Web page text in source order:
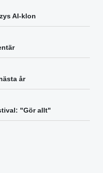
AI-klon
år
"Gör allt"